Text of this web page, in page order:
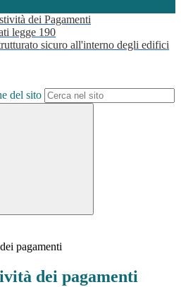
dei Pagamenti
legge 190
sicuro all'interno degli edifici
del sito
pagamenti
dei pagamenti